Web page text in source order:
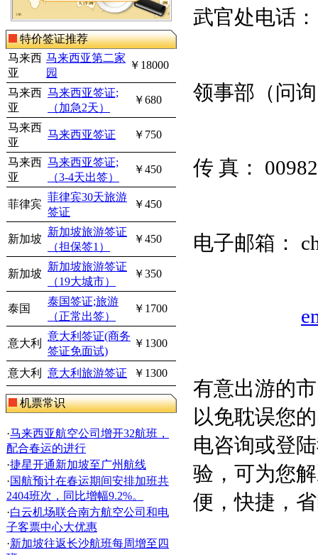
特价签证推荐
马来西
亚
马来西亚第二家
园
￥18000
马来西
亚
马来西亚签证;
（加急2天）
￥680
马来西
亚
马来西亚签证 ￥750
马来西
亚
马来西亚签证;
（3-4天出签）
￥450
菲律宾
菲律宾30天旅游
签证
￥450
新加坡
新加坡旅游签证
（担保签1）
￥450
新加坡
新加坡旅游签证
（19大城市）
￥350
泰国
泰国签证;旅游
（正常出签）
￥1700
意大利
意大利签证(商务
签证免面试)
￥1300
意大利 意大利旅游签证 ￥1300
机票常识
·马来西亚航空公司增开32航班，
配合春运的进行
·捷星开通新加坡至广州航线
·国航预计在春运期间安排加班共
2404班次，同比增幅9.2%。
·白云机场联合南方航空公司和电
子客票中心大优惠
·新加坡往返长沙航班每周增至四
武官处电话：
领事部（问
传 真：
电子邮箱：
有意出游的
以免耽误您
电咨询或登
验，可为您
便，快捷，